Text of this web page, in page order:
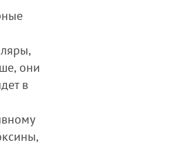
они
в